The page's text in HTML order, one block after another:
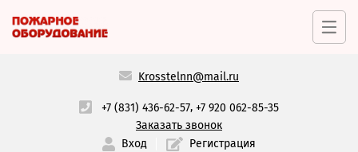
Krosstelnn@mail.ru
+7 (831) 436-62-57,+7 920 062-85-35
Заказать звонок
Вход
Регистрация